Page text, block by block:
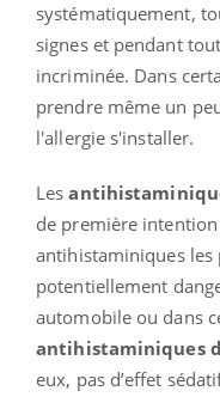
systématiquement,
signes et pendant
incriminée. Dans
prendre même un
l'allergie s'installer.
Les
de première
antihistaminiques les
potentiellement
automobile ou dans
antihistaminiques
eux, pas d’effet